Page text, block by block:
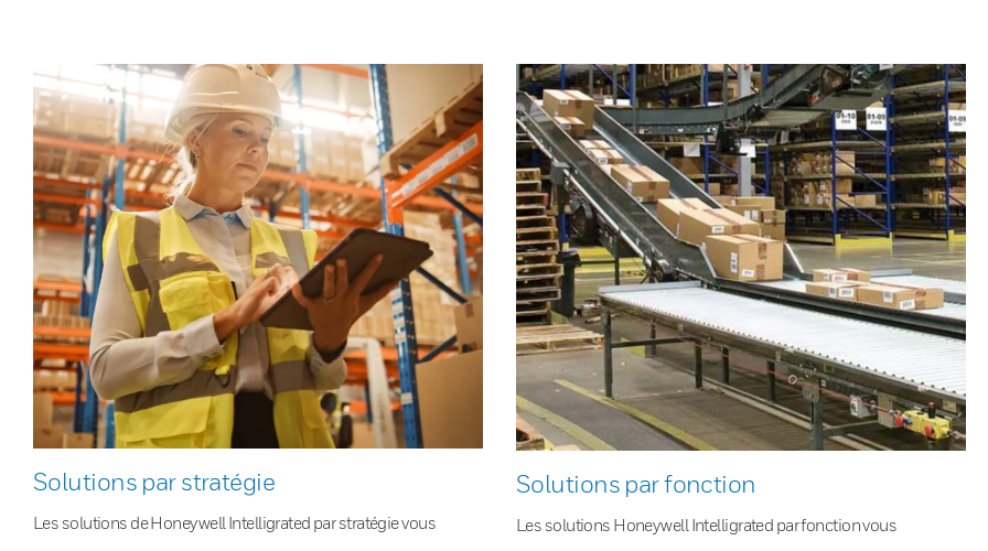
Solutions par stratégie
Les solutions de Honeywell Intelligrated par stratégie vous
Solutions par fonction
Les solutions Honeywell Intelligrated par fonction vous